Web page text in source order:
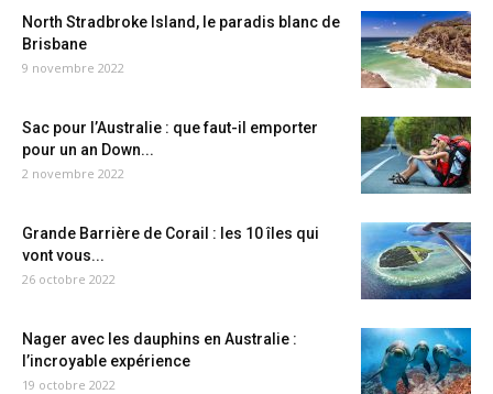
North Stradbroke Island, le paradis blanc de
Brisbane
9 novembre 2022
Sac pour l’Australie : que faut-il emporter
pour un an Down...
2 novembre 2022
Grande Barrière de Corail : les 10 îles qui
vont vous...
26 octobre 2022
Nager avec les dauphins en Australie :
l’incroyable expérience
19 octobre 2022